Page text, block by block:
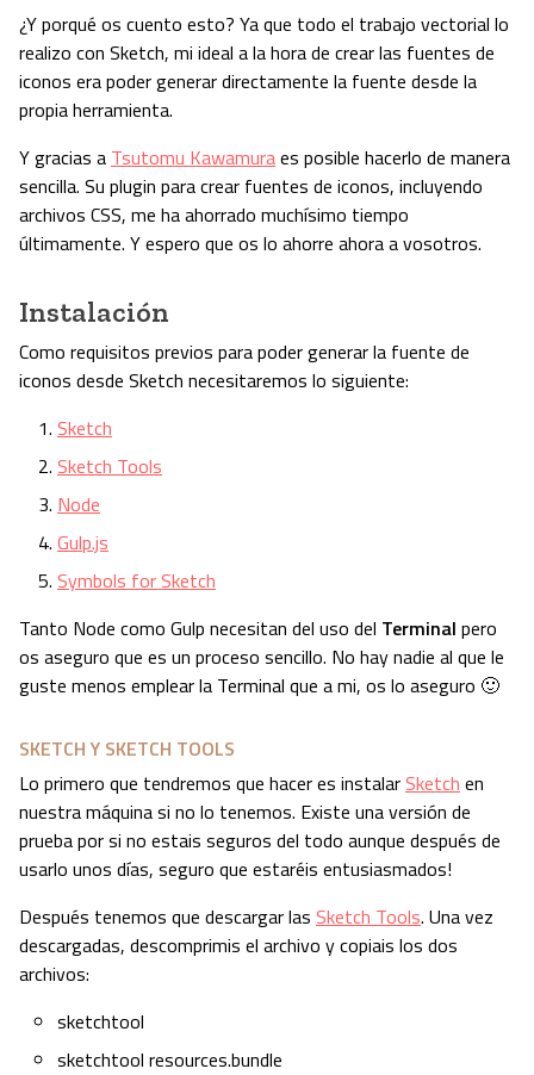
¿Y porqué os cuento esto? Ya que todo el trabajo vectorial lo
realizo con Sketch, mi ideal a la hora de crear las fuentes de
iconos era poder generar directamente la fuente desde la
propia herramienta.
Y gracias a Tsutomu Kawamuraes posible hacerlo de manera
sencilla. Su plugin para crear fuentes de iconos, incluyendo
archivos CSS, me ha ahorrado muchísimo tiempo
últimamente. Y espero que os lo ahorre ahora a vosotros.
Instalación
Como requisitos previos para poder generar la fuente de
iconos desde Sketch necesitaremos lo siguiente:
Sketch
Sketch Tools
Node
Gulp.js
Symbols for Sketch
Tanto Node como Gulp necesitan del uso del Terminal pero
os aseguro que es un proceso sencillo. No hay nadie al que le
guste menos emplear la Terminal que a mi, os lo aseguro 🙂
SKETCH Y SKETCH TOOLS
Lo primero que tendremos que hacer es instalar Sketch en
nuestra máquina si no lo tenemos. Existe una versión de
prueba por si no estais seguros del todo aunque después de
usarlo unos días, seguro que estaréis entusiasmados!
Después tenemos que descargar las Sketch Tools. Una vez
descargadas, descomprimis el archivo y copiais los dos
archivos:
sketchtool
sketchtool resources.bundle